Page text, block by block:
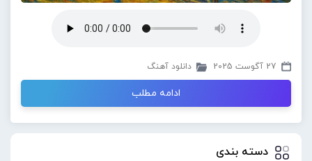
27 آگوست 2025 دانلود آهنگ
ادامه مطلب
دسته بندی